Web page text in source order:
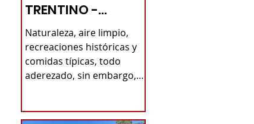
TRENTINO -
PUEBLOS
ITALIANOS -
TURISMO DE
Naturaleza, aire limpio,
recreaciones históricas y
comidas típicas, todo
aderezado, sin embargo,
turista...